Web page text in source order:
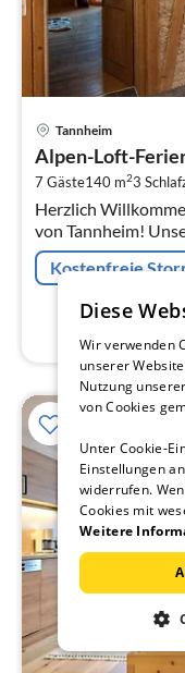
Tannheim
Alpen-Loft-
7 Gäste140 m23
Herzlich
von Tannheim! Unser Hof verfügt über 4 grosszügige
Ferienwohnungen Urlaub zu jeder Jahreszeit für
genussorienti...
Kostenfreie
Diese
Wir verwenden
unserer
Nutzung
von Cookies
Unter Cookie-
Einstellungen
widerrufen.
Cookies mit
Weitere